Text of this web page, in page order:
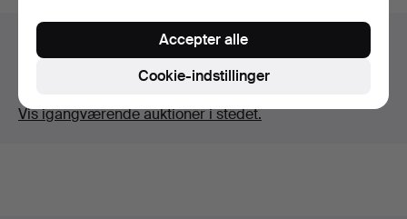
Du søger i vores arkiv med afsluttede auktioner.
Vis igangværende auktioner i stedet.
Cookie-indstillinger
Accepter alle